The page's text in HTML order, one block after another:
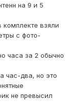
на 9 и 5
взяли
с фото-
часа за 2 обычно
час-два, но это
не превысил